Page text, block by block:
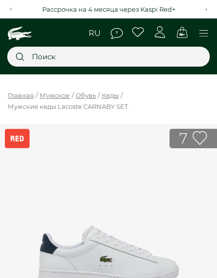
Рассрочка на 4 месяца через Kaspi Red+
НОВИНКИ
SALE
Главная Мужское Обувь
Кеды
Мужские кеды Lacoste CARNABY SET
7